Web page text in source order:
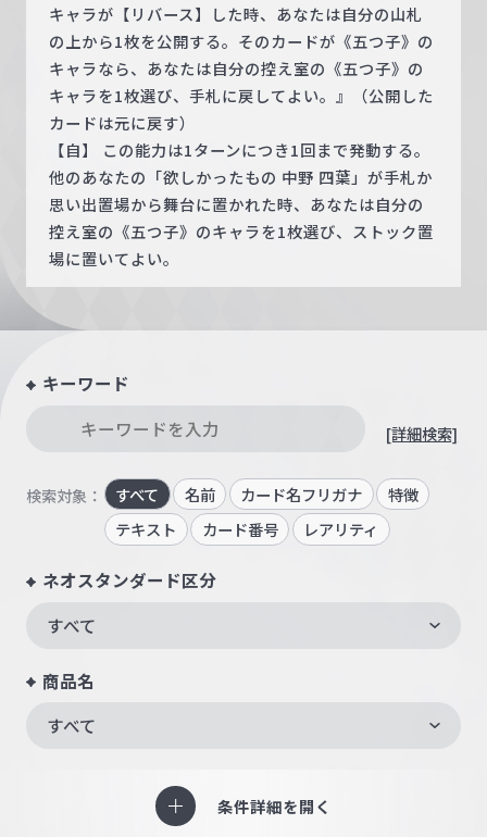
キャラが【リバース】した時、あなたは自分の山札
の上から1枚を公開する。そのカードが《五つ子》の
キャラなら、あなたは自分の控え室の《五つ子》の
キャラを1枚選び、手札に戻してよい。』（公開した
カードは元に戻す）
【自】 この能力は1ターンにつき1回まで発動する。
他のあなたの「欲しかったもの 中野 四葉」が手札か
思い出置場から舞台に置かれた時、あなたは自分の
控え室の《五つ子》のキャラを1枚選び、ストック置
場に置いてよい。
キーワード
[詳細検索]
検索対象： すべて 名前 カード名フリガナ
特徴
テキスト
カード番号 レアリティ
ネオスタンダード区分
すべて
商品名
すべて
条件詳細を開く